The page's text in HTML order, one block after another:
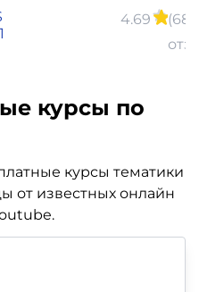
1
4.69
(68
курсы по
курсы тематики
от известных онлайн